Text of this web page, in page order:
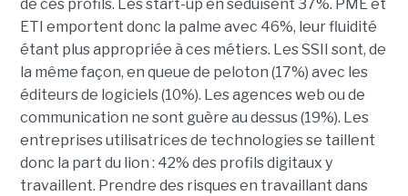
de ces profils. Les start-up en séduisent 37%. PME et
ETI emportent donc la palme avec 46%, leur fluidité
étant plus appropriée à ces métiers. Les SSII sont, de
la même façon, en queue de peloton (17%) avec les
éditeurs de logiciels (10%). Les agences web ou de
communication ne sont guère au dessus (19%). Les
entreprises utilisatrices de technologies se taillent
donc la part du lion : 42% des profils digitaux y
travaillent. Prendre des risques en travaillant dans